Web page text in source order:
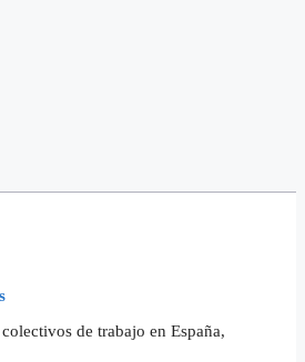
de trabajo en España,